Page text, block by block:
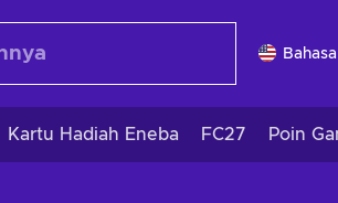
Kartu Hadiah Eneba FC27 Poin